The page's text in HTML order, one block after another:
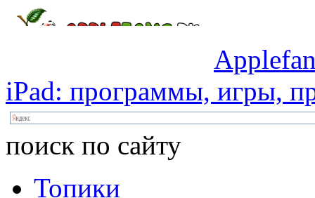
iPad: программы, игры,
поиск по сайту
Топики